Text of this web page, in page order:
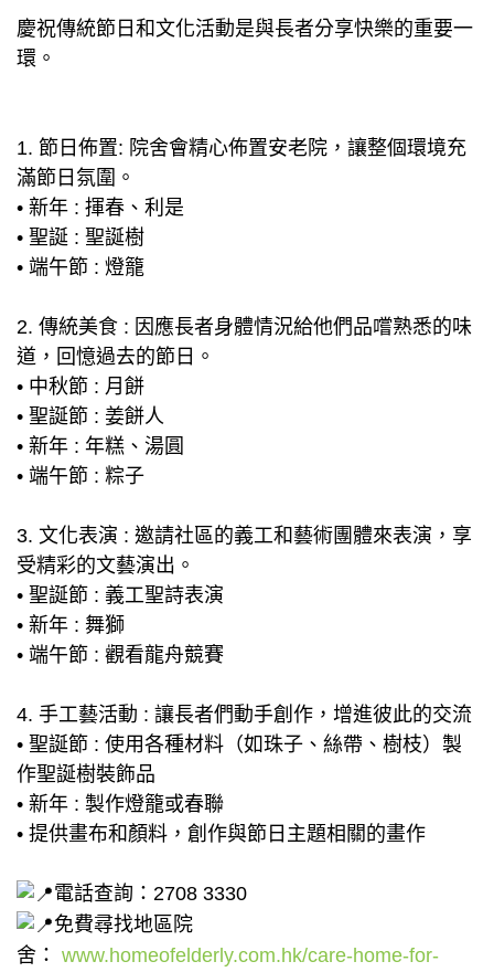
慶祝傳統節日和文化活動是與長者分享快樂的重要一
環。
1. 節日佈置: 院舍會精心佈置安老院，讓整個環境充
滿節日氛圍。
• 新年 : 揮春、利是
• 聖誕 : 聖誕樹
• 端午節 : 燈籠
2. 傳統美食 : 因應長者身體情況給他們品嚐熟悉的味
道，回憶過去的節日。
• 中秋節 : 月餅
• 聖誕節 : 姜餅人
• 新年 : 年糕、湯圓
• 端午節 : 粽子
3. 文化表演 : 邀請社區的義工和藝術團體來表演，享
受精彩的文藝演出。
• 聖誕節 : 義工聖詩表演
• 新年 : 舞獅
• 端午節 : 觀看龍舟競賽
4. 手工藝活動 : 讓長者們動手創作，增進彼此的交流
• 聖誕節 : 使用各種材料（如珠子、絲帶、樹枝）製
作聖誕樹裝飾品
• 新年 : 製作燈籠或春聯
• 提供畫布和顏料，創作與節日主題相關的畫作
電話查詢：2708 3330
免費尋找地區院
舍： www.homeofelderly.com.hk/care-home-for-